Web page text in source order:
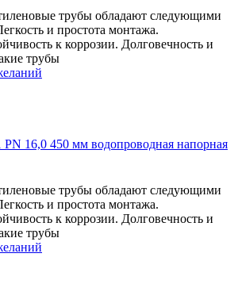
трубы обладают следующими
и простота монтажа.
к коррозии. Долговечность и
трубы
16,0 450 мм водопроводная напорная
трубы обладают следующими
и простота монтажа.
к коррозии. Долговечность и
трубы